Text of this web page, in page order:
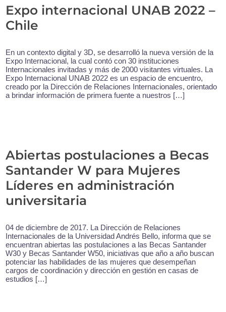
Expo internacional UNAB 2022 –
Chile
En un contexto digital y 3D, se desarrolló la nueva versión de la
Expo Internacional, la cual contó con 30 instituciones
Internacionales invitadas y más de 2000 visitantes virtuales. La
Expo Internacional UNAB 2022 es un espacio de encuentro,
creado por la Dirección de Relaciones Internacionales, orientado
a brindar información de primera fuente a nuestros […]
Abiertas postulaciones a Becas
Santander W para Mujeres
Líderes en administración
universitaria
04 de diciembre de 2017. La Dirección de Relaciones
Internacionales de la Universidad Andrés Bello, informa que se
encuentran abiertas las postulaciones a las Becas Santander
W30 y Becas Santander W50, iniciativas que año a año buscan
potenciar las habilidades de las mujeres que desempeñan
cargos de coordinación y dirección en gestión en casas de
estudios […]